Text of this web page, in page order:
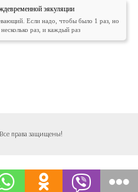
эякуляции
Если надо, чтобы было 1 раз, но
раз, и каждый раз
права защищены!